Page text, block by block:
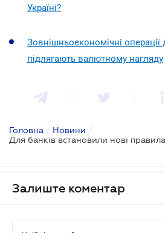
Україні?
Зовнішньоекономічні операції
підлягають валютному нагляду
Головна / Новини /
Залиште коментар